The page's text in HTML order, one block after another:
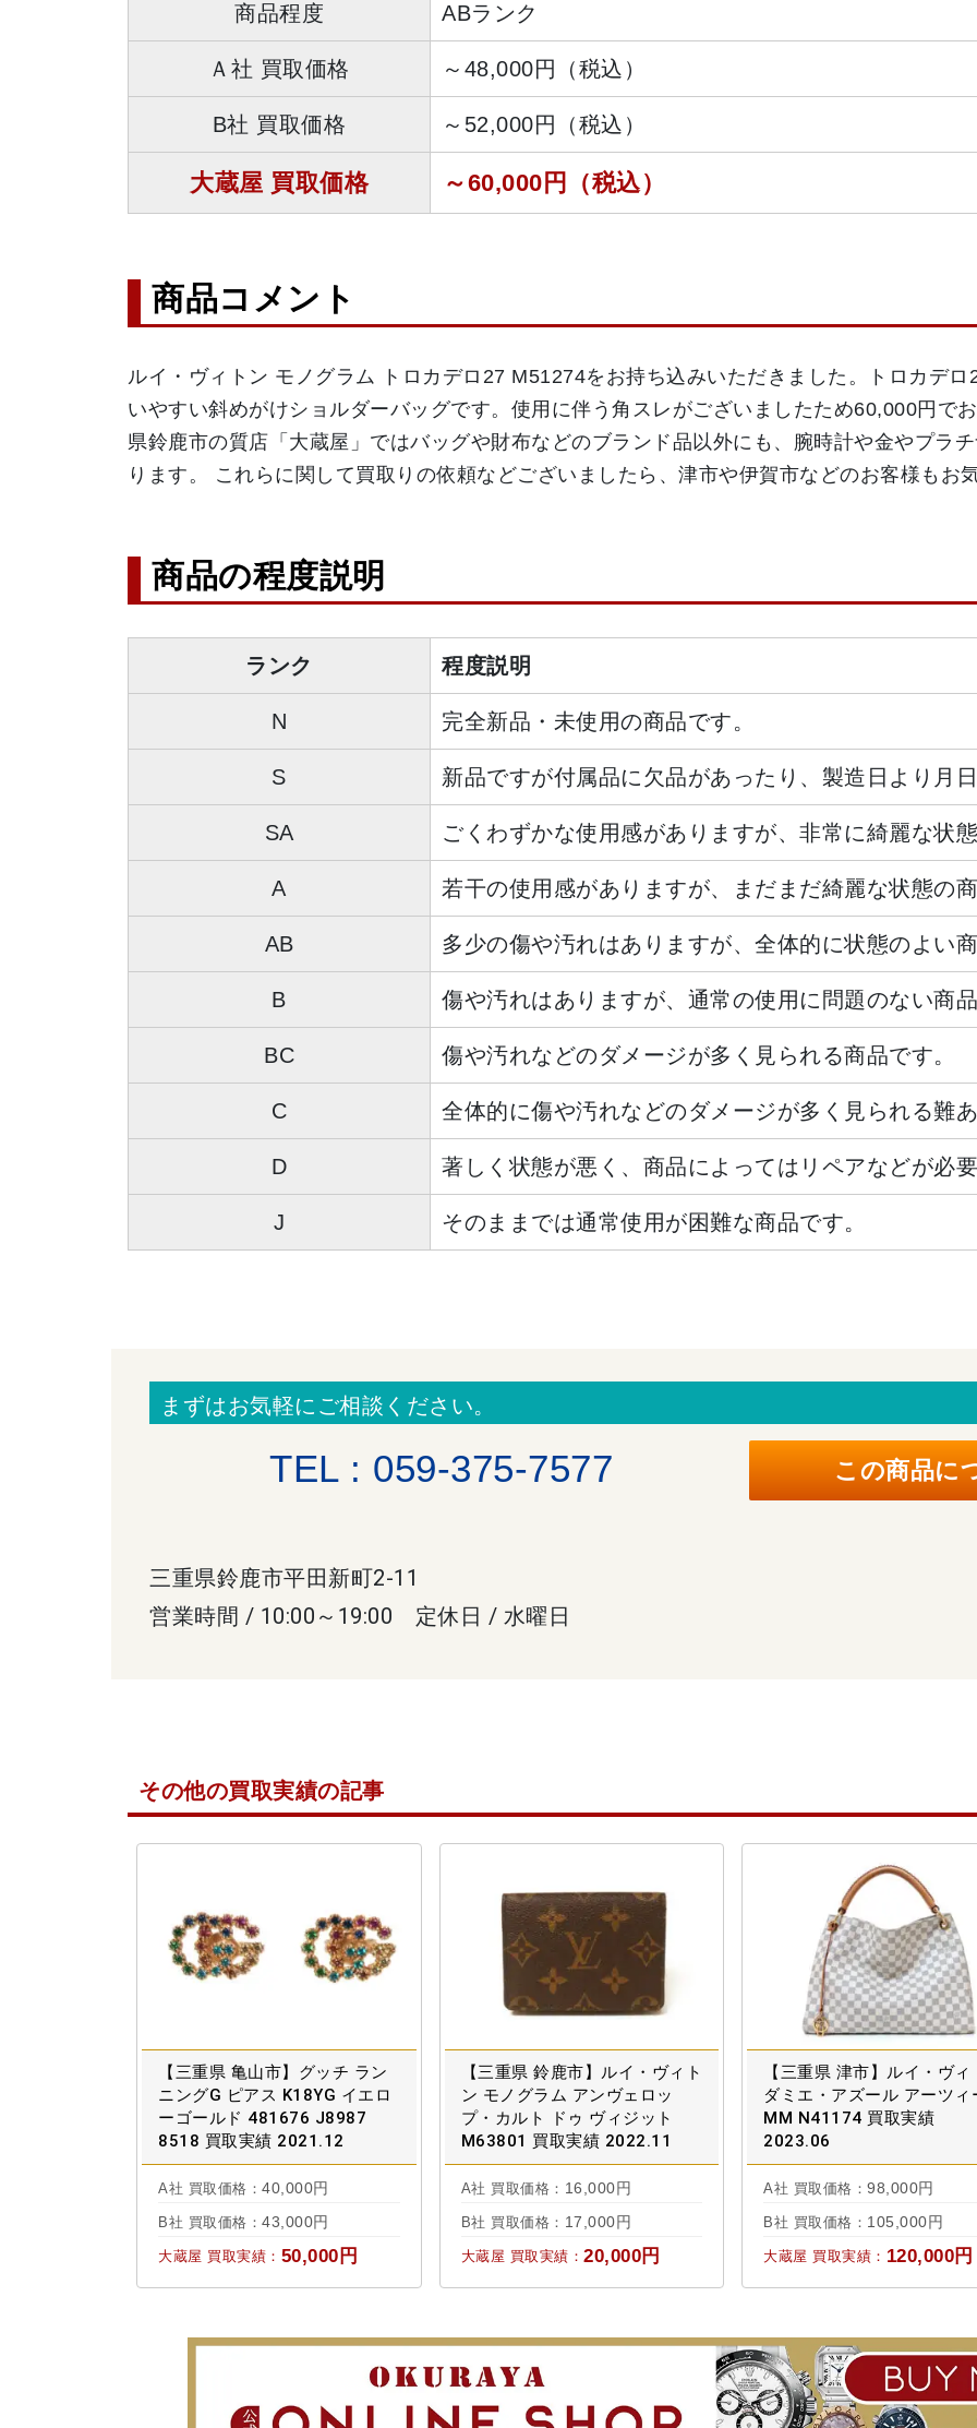
商品程度 ABランク
Ａ社 買取価格 ～48,000円（税込）
B社 買取価格 ～52,000円（税込）
大蔵屋 買取価格 ～60,000円（税込）
商品コメント
ルイ・ヴィトン モノグラム トロカデロ27 M51274をお持ち込みいただきました。トロカデ
いやすい斜めがけショルダーバッグです。使用に伴う角スレがございましたため60,000円で
県鈴鹿市の質店「大蔵屋」ではバッグや財布などのブランド品以外にも、腕時計や金やプラ
ります。 これらに関して買取りの依頼などございましたら、津市や伊賀市などのお客様もお
商品の程度説明
ランク 程度説明
N 完全新品・未使用の商品です。
S 新品ですが付属品に欠品があったり、製造日より月
SA ごくわずかな使用感がありますが、非常に綺麗な状
A 若干の使用感がありますが、まだまだ綺麗な状態の
AB 多少の傷や汚れはありますが、全体的に状態のよい
B 傷や汚れはありますが、通常の使用に問題のない商
BC 傷や汚れなどのダメージが多く見られる商品です。
C 全体的に傷や汚れなどのダメージが多く見られる難
D 著しく状態が悪く、商品によってはリペアなどが必
J そのままでは通常使用が困難な商品です。
まずはお気軽にご相談ください。
TEL : 059-375-7577 この商品に
三重県鈴鹿市平田新町2-11
営業時間 / 10:00～19:00 定休日 / 水曜日
その他の買取実績の記事
【三重県 亀山市】グッチ ラン
ニングG ピアス K18YG イエロ
ーゴールド 481676 J8987
8518 買取実績 2021.12
A社 買取価格： 40,000円
B社 買取価格： 43,000円
大蔵屋 買取実績： 50,000円
【三重県 鈴鹿市】ルイ・ヴィト
ン モノグラム アンヴェロッ
プ・カルト ドゥ ヴィジット
M63801 買取実績 2022.11
A社 買取価格： 16,000円
B社 買取価格： 17,000円
大蔵屋 買取実績： 20,000円
【三重県 津市】ルイ・ヴィ
ダミエ・アズール アーツィ
MM N41174 買取実績
2023.06
A社 買取価格： 98,000円
B社 買取価格： 105,000円
大蔵屋 買取実績： 120,000円